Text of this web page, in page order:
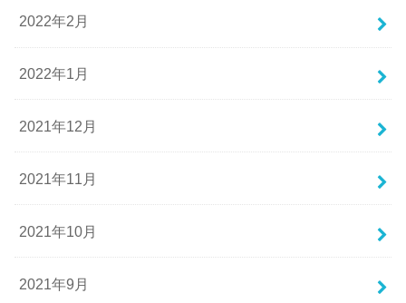
2022年2月
2022年1月
2021年12月
2021年11月
2021年10月
2021年9月